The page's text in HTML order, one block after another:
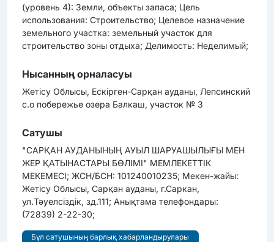
(уровень 4): Земли, объекты запаса; Цель
использования: Строительство; Целевое назначение
земельного участка: земельный участок для
строительство зоны отдыха; Делимость: Неделимый;
Нысанның орналасуы
Жетісу Облысы, Ескірген-Сарқан ауданы, Лепсинский
с.о побережье озера Балкаш, участок № 3
Сатушы
"САРҚАН АУДАНЫНЫҢ АУЫЛ ШАРУАШЫЛЫҒЫ МЕН
ЖЕР ҚАТЫНАСТАРЫ БӨЛІМІ" МЕМЛЕКЕТТІК
МЕКЕМЕСІ; ЖСН/БСН: 101240010235; Мекен-жайы:
Жетісу Облысы, Сарқан ауданы, г.Саркан,
ул.Тәуелсіздік, зд.111; Анықтама телефондары:
(72839) 2-22-30;
Бұл сатушының барлық хабарландырулары